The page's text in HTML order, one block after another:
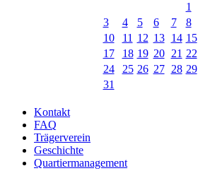
1
3
4 5 6 7 8
10
11 12 13 14 15
17
18 19 20 21 22
24
25 26 27 28 29
31
Kontakt
FAQ
Trägerverein
Geschichte
Quartiermanagement